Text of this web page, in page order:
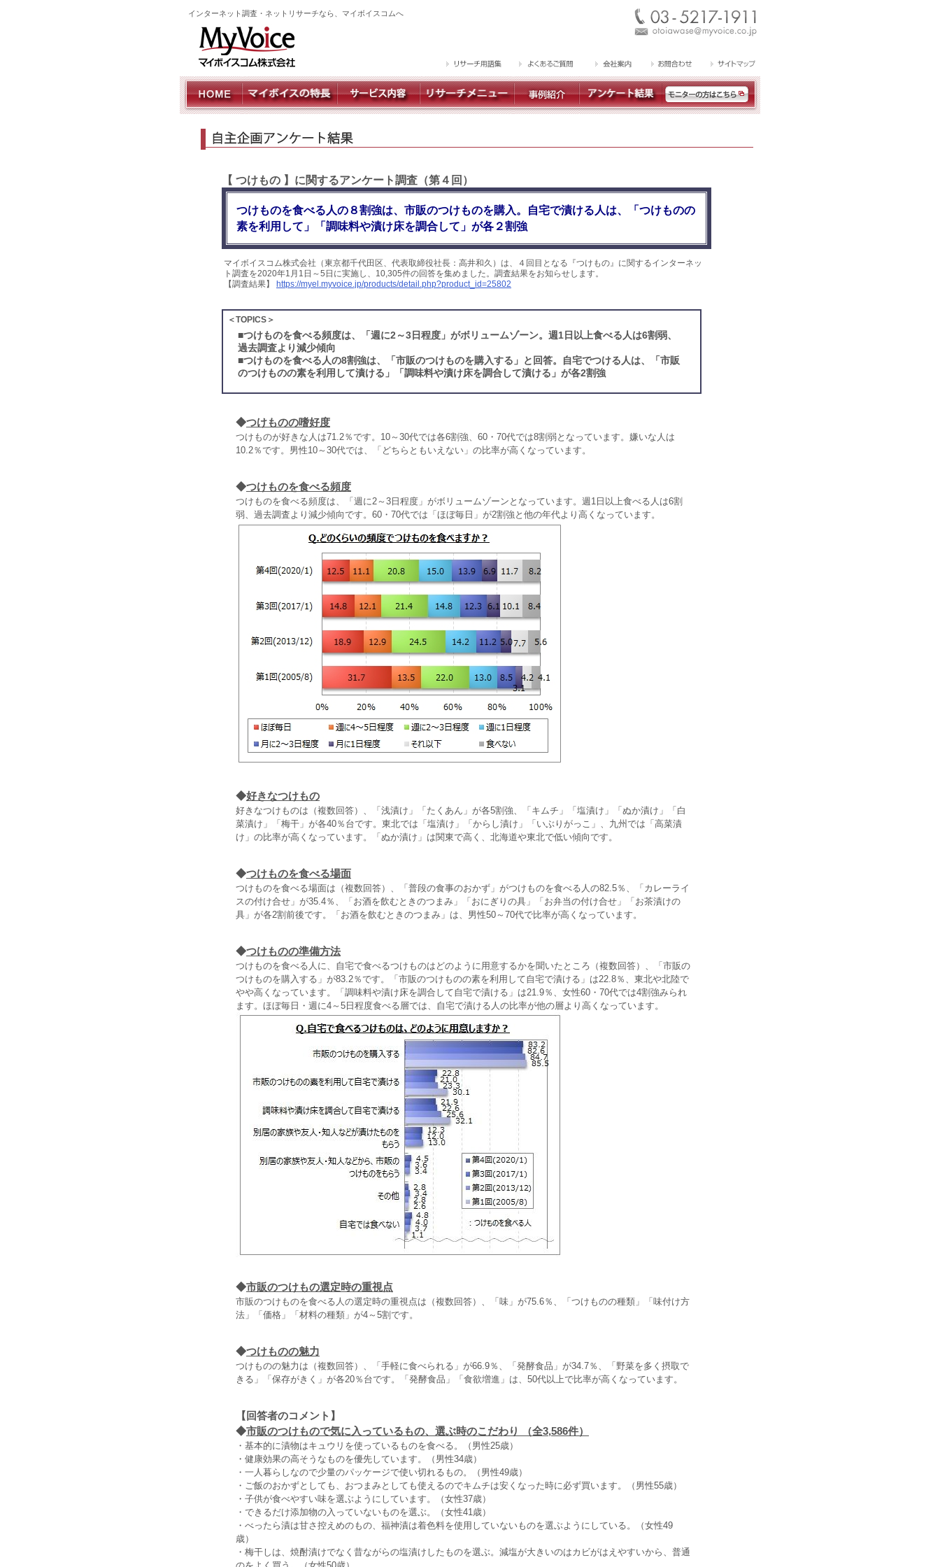
インターネット調査・ネットリサーチなら、マイボイスコムへ
【 つけもの 】に関するアンケート調査（第４回）
つけものを食べる人の８割強は、市販のつけものを購入。自宅で漬ける人は、「つけものの
素を利用して」「調味料や漬け床を調合して」が各２割強
マイボイスコム株式会社（東京都千代田区、代表取締役社長：高井和久）は、４回目となる『つけもの』に関するインターネッ
ト調査を2020年1月1日～5日に実施し、10,305件の回答を集めました。調査結果をお知らせします。
【調査結果】
https://myel.myvoice.jp/products/detail.php?product_id=25802
＜TOPICS＞
■つけものを食べる頻度は、「週に2～3日程度」がボリュームゾーン。週1日以上食べる人は6割弱、
過去調査より減少傾向
■つけものを食べる人の8割強は、「市販のつけものを購入する」と回答。自宅でつける人は、「市販
のつけものの素を利用して漬ける」「調味料や漬け床を調合して漬ける」が各2割強
◆つけものの嗜好度
つけものが好きな人は71.2％です。10～30代では各6割強、60・70代では8割弱となっています。嫌いな人は
10.2％です。男性10～30代では、「どちらともいえない」の比率が高くなっています。
◆つけものを食べる頻度
つけものを食べる頻度は、「週に2～3日程度」がボリュームゾーンとなっています。週1日以上食べる人は6割
弱、過去調査より減少傾向です。60・70代では「ほぼ毎日」が2割強と他の年代より高くなっています。
◆好きなつけもの
好きなつけものは（複数回答）、「浅漬け」「たくあん」が各5割強、「キムチ」「塩漬け」「ぬか漬け」「白
菜漬け」「梅干」が各40％台です。東北では「塩漬け」「からし漬け」「いぶりがっこ」、九州では「高菜漬
け」の比率が高くなっています。「ぬか漬け」は関東で高く、北海道や東北で低い傾向です。
◆つけものを食べる場面
つけものを食べる場面は（複数回答）、「普段の食事のおかず」がつけものを食べる人の82.5％、「カレーライ
スの付け合せ」が35.4％、「お酒を飲むときのつまみ」「おにぎりの具」「お弁当の付け合せ」「お茶漬けの
具」が各2割前後です。「お酒を飲むときのつまみ」は、男性50～70代で比率が高くなっています。
◆つけものの準備方法
つけものを食べる人に、自宅で食べるつけものはどのように用意するかを聞いたところ（複数回答）、「市販の
つけものを購入する」が83.2％です。「市販のつけものの素を利用して自宅で漬ける」は22.8％、東北や北陸で
やや高くなっています。「調味料や漬け床を調合して自宅で漬ける」は21.9％、女性60・70代では4割強みられ
ます。ほぼ毎日・週に4～5日程度食べる層では、自宅で漬ける人の比率が他の層より高くなっています。
◆市販のつけもの選定時の重視点
市販のつけものを食べる人の選定時の重視点は（複数回答）、「味」が75.6％、「つけものの種類」「味付け方
法」「価格」「材料の種類」が4～5割です。
◆つけものの魅力
つけものの魅力は（複数回答）、「手軽に食べられる」が66.9％、「発酵食品」が34.7％、「野菜を多く摂取で
きる」「保存がきく」が各20％台です。「発酵食品」「食欲増進」は、50代以上で比率が高くなっています。
【回答者のコメント】
◆市販のつけもので気に入っているもの、選ぶ時のこだわり （全3,586件）
・基本的に漬物はキュウリを使っているものを食べる。（男性25歳）
・健康効果の高そうなものを優先しています。（男性34歳）
・一人暮らしなので少量のパッケージで使い切れるもの。（男性49歳）
・ご飯のおかずとしても、おつまみとしても使えるのでキムチは安くなった時に必ず買います。（男性55歳）
・子供が食べやすい味を選ぶようにしています。（女性37歳）
・できるだけ添加物の入っていないものを選ぶ。（女性41歳）
・べったら漬は甘さ控えめのもの、福神漬は着色料を使用していないものを選ぶようにしている。（女性49
歳）
・梅干しは、焼酎漬けでなく昔ながらの塩漬けしたものを選ぶ。減塩が大きいのはカビがはえやすいから、普通